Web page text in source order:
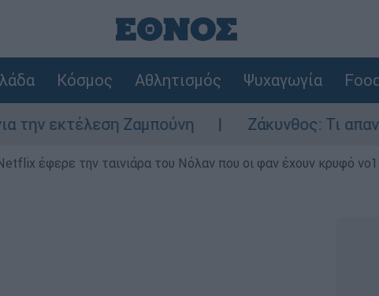
Κόσμος Αθλητισμός Ψυχαγωγία
Ζαμπούνη Ζάκυνθος: Τι απαντά η
έφερε την ταινιάρα του Νόλαν που οι φαν έχουν κρυφό